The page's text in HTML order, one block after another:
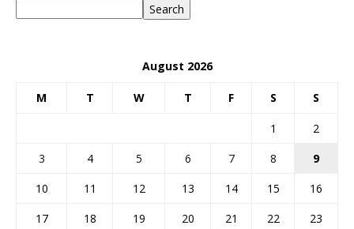
Search
August 2026
M T W T F S S
1
2
3
4 5 6 7 8
9
10
11 12 13 14 15
16
17
18 19 20 21 22
23